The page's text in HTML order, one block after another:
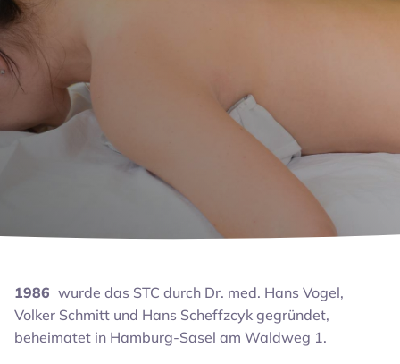
1986 wurde das STC durch Dr. med. Hans Vogel,
Volker Schmitt und Hans Scheffzcyk gegründet,
beheimatet in Hamburg-Sasel am Waldweg 1.